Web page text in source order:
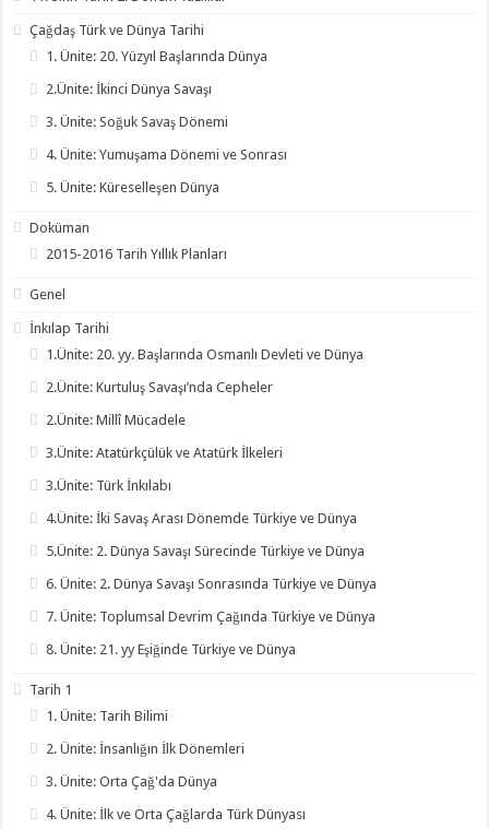
Çağdaş Türk ve Dünya Tarihi
1. Ünite: 20. Yüzyıl Başlarında Dünya
2.Ünite: İkinci Dünya Savaşı
3. Ünite: Soğuk Savaş Dönemi
4. Ünite: Yumuşama Dönemi ve Sonrası
5. Ünite: Küreselleşen Dünya
Doküman
2015-2016 Tarih Yıllık Planları
Genel
İnkılap Tarihi
1.Ünite: 20. yy. Başlarında Osmanlı Devleti ve Dünya
2.Ünite: Kurtuluş Savaşı’nda Cepheler
2.Ünite: Millî Mücadele
3.Ünite: Atatürkçülük ve Atatürk İlkeleri
3.Ünite: Türk İnkılabı
4.Ünite: İki Savaş Arası Dönemde Türkiye ve Dünya
5.Ünite: 2. Dünya Savaşı Sürecinde Türkiye ve Dünya
6. Ünite: 2. Dünya Savaşı Sonrasında Türkiye ve Dünya
7. Ünite: Toplumsal Devrim Çağında Türkiye ve Dünya
8. Ünite: 21. yy Eşiğinde Türkiye ve Dünya
Tarih 1
1. Ünite: Tarih Bilimi
2. Ünite: İnsanlığın İlk Dönemleri
3. Ünite: Orta Çağ'da Dünya
4. Ünite: İlk ve Orta Çağlarda Türk Dünyası